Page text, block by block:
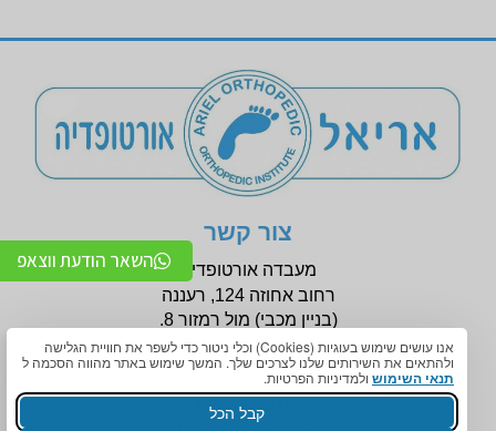
אנו עושים שימוש בעוגיות (Cookies) וכלי ניטור כדי לשפר את חוויית הגלישה
ולהתאים את השירותים שלנו לצרכים שלך. המשך שימוש באתר מהווה הסכמה ל
תנאי השימוש ולמדיניות הפרטיות.
קבל הכל
צור קשר
מעבדה אורטופדית
רחוב אחוזה 124, רעננה
(בניין מכבי) מול רמזור 8.
הנגשה לניידות
השאר הודעת ווצאפ